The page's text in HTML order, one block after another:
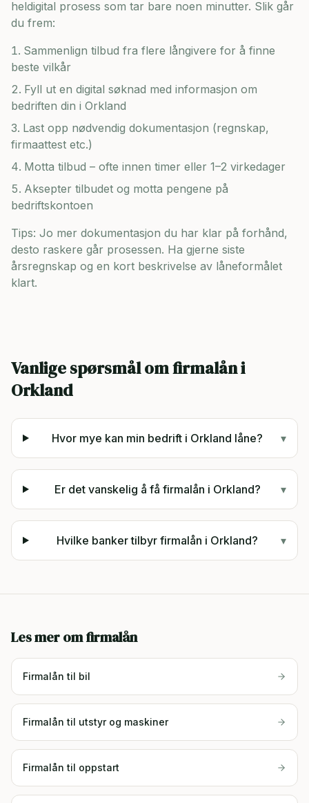
heldigital prosess som tar bare noen minutter. Slik går
du frem:
Sammenlign tilbud fra flere långivere for å finne
beste vilkår
Fyll ut en digital søknad med informasjon om
bedriften din i Orkland
Last opp nødvendig dokumentasjon (regnskap,
firmaattest etc.)
Motta tilbud – ofte innen timer eller 1–2 virkedager
Aksepter tilbudet og motta pengene på
bedriftskontoen
Tips: Jo mer dokumentasjon du har klar på forhånd,
desto raskere går prosessen. Ha gjerne siste
årsregnskap og en kort beskrivelse av låneformålet
klart.
Vanlige spørsmål om firmalån i
Orkland
Hvor mye kan min bedrift i Orkland låne? ▾
Er det vanskelig å få firmalån i Orkland? ▾
Hvilke banker tilbyr firmalån i Orkland? ▾
Les mer om firmalån
Firmalån til bil
Firmalån til utstyr og maskiner
Firmalån til oppstart